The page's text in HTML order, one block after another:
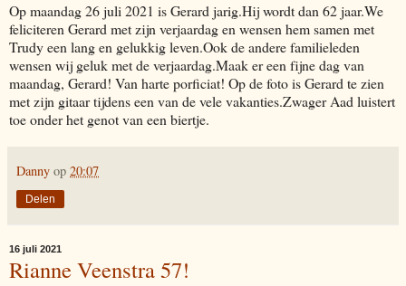
Op maandag 26 juli 2021 is Gerard jarig.Hij wordt dan 62 jaar.We
feliciteren Gerard met zijn verjaardag en wensen hem samen met
Trudy een lang en gelukkig leven.Ook de andere familieleden
wensen wij geluk met de verjaardag.Maak er een fijne dag van
maandag, Gerard! Van harte porficiat! Op de foto is Gerard te zien
met zijn gitaar tijdens een van de vele vakanties.Zwager Aad luistert
toe onder het genot van een biertje.
Danny op 20:07
Delen
16 juli 2021
Rianne Veenstra 57!